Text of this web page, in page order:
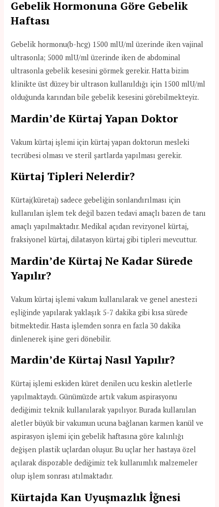
Gebelik Hormonuna Göre Gebelik
Haftası
Gebelik hormonu(b-hcg) 1500 mlU/ml üzerinde iken vajinal
ultrasonla; 5000 mlU/ml üzerinde iken de abdominal
ultrasonla gebelik kesesini görmek gerekir. Hatta bizim
klinikte üst düzey bir ultrason kullanıldığı için 1500 mlU/ml
olduğunda karından bile gebelik kesesini görebilmekteyiz.
Mardin’de Kürtaj Yapan Doktor
Vakum kürtaj işlemi için kürtaj yapan doktorun mesleki
tecrübesi olması ve steril şartlarda yapılması gerekir.
Kürtaj Tipleri Nelerdir?
Kürtaj(küretaj) sadece gebeliğin sonlandırılması için
kullanılan işlem tek değil bazen tedavi amaçlı bazen de tanı
amaçlı yapılmaktadır. Medikal açıdan revizyonel kürtaj,
fraksiyonel kürtaj, dilatasyon kürtaj gibi tipleri mevcuttur.
Mardin’de Kürtaj Ne Kadar Sürede
Yapılır?
Vakum kürtaj işlemi vakum kullanılarak ve genel anestezi
eşliğinde yapılarak yaklaşık 5-7 dakika gibi kısa sürede
bitmektedir. Hasta işlemden sonra en fazla 30 dakika
dinlenerek işine geri dönebilir.
Mardin’de Kürtaj Nasıl Yapılır?
Kürtaj işlemi eskiden küret denilen ucu keskin aletlerle
yapılmaktaydı. Günümüzde artık vakum aspirasyonu
dediğimiz teknik kullanılarak yapılıyor. Burada kullanılan
aletler büyük bir vakumun ucuna bağlanan karmen kanül ve
aspirasyon işlemi için gebelik haftasına göre kalınlığı
değişen plastik uçlardan oluşur. Bu uçlar her hastaya özel
açılarak dispozable dediğimiz tek kullanımlık malzemeler
olup işlem sonrası atılmaktadır.
Kürtajda Kan Uyuşmazlık İğnesi